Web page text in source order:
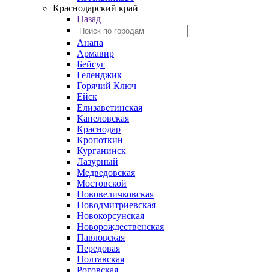
Краснодарский край
Назад
Анапа
Армавир
Бейсуг
Геленджик
Горячий Ключ
Ейск
Елизаветинская
Канеловская
Краснодар
Кропоткин
Курганинск
Лазурный
Медведовская
Мостовской
Нововеличковская
Новодмитриевская
Новокорсунская
Новорождественская
Павловская
Передовая
Полтавская
Роговская